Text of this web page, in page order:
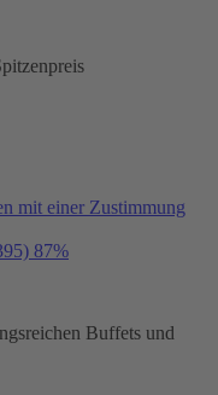
mit einer Zustimmung
87%
Buffets und